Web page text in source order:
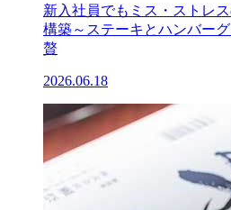
新入社員でもミス・ストレ
構築～ステーキとハンバー
贅
2026.06.18